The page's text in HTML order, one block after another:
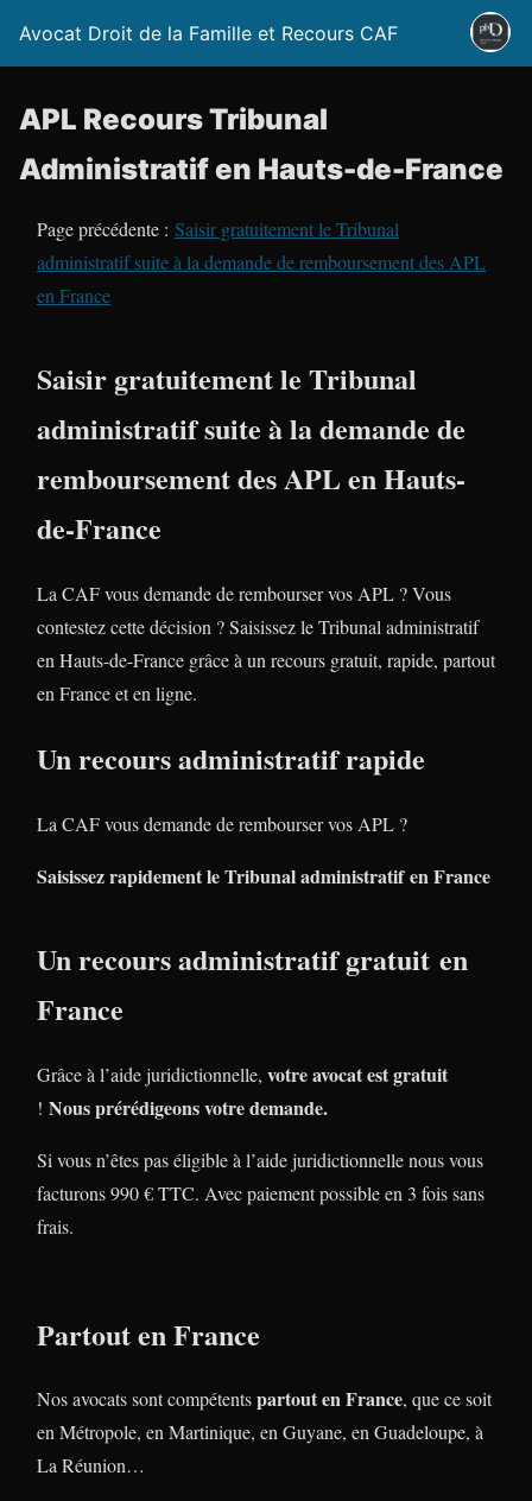
Avocat Droit de la Famille et Recours CAF
APL Recours Tribunal
Administratif en Hauts-de-France
Page précédente : Saisir gratuitement le Tribunal
administratif suite à la demande de remboursement des APL
en France
Saisir gratuitement le Tribunal
administratif suite à la demande de
remboursement des APL en Hauts-
de-France
La CAF vous demande de rembourser vos APL ? Vous
contestez cette décision ? Saisissez le Tribunal administratif
en Hauts-de-France grâce à un recours gratuit, rapide, partout
en France et en ligne.
Un recours administratif rapide
La CAF vous demande de rembourser vos APL ?
Saisissez rapidement le Tribunal administratif en France
Un recours administratif gratuit en
France
Grâce à l’aide juridictionnelle, votre avocat est gratuit
! Nous prérédigeons votre demande.
Si vous n’êtes pas éligible à l’aide juridictionnelle nous vous
facturons 990 € TTC. Avec paiement possible en 3 fois sans
frais.
Partout en France
Nos avocats sont compétentspartout en France, que ce soit
en Métropole, en Martinique, en Guyane, en Guadeloupe, à
La Réunion…